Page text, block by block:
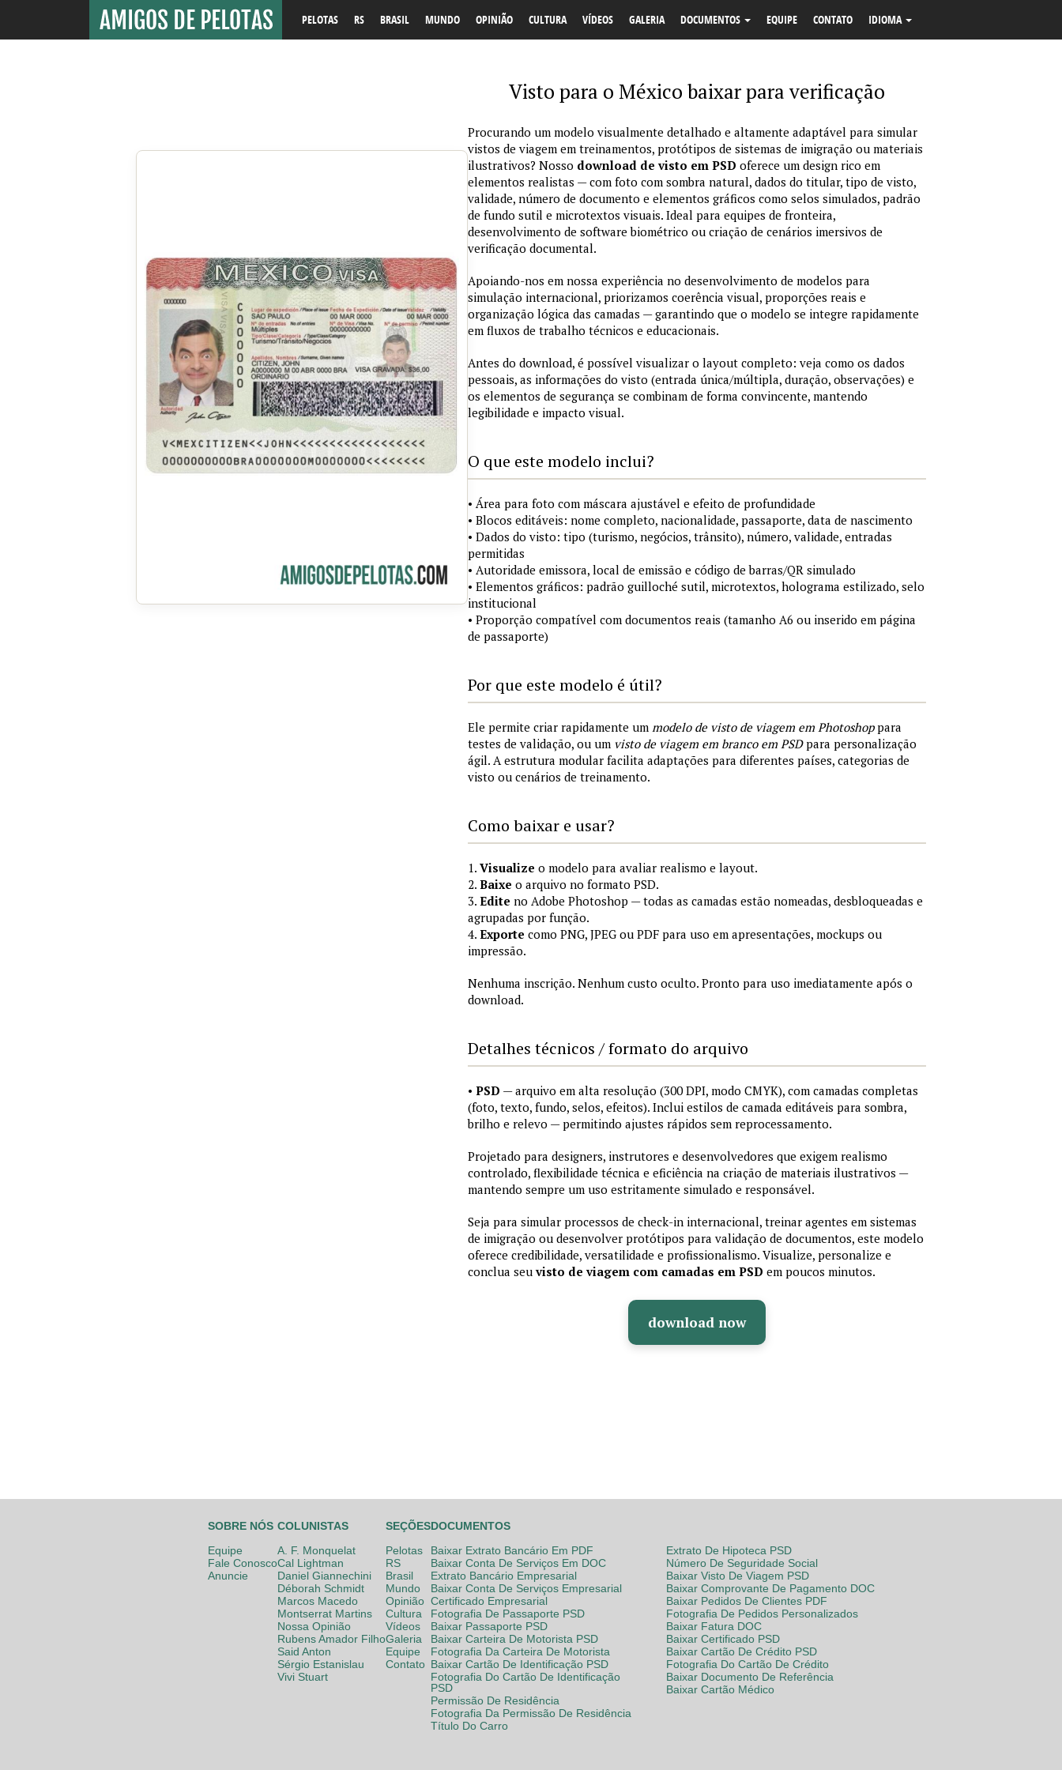
PELOTAS RS BRASIL MUNDO OPINIÃO CULTURA VÍDEOS GALERIA DOCUMENTOS EQUIPE CONTATO IDIOMA
Visto para o México baixar para verificação
Procurando um modelo visualmente detalhado e altamente adaptável para simular
vistos de viagem em treinamentos, protótipos de sistemas de imigração ou materiais
ilustrativos? Nosso download de visto em PSD oferece um design rico em
elementos realistas — com foto com sombra natural, dados do titular, tipo de visto,
validade, número de documento e elementos gráficos como selos simulados, padrão
de fundo sutil e microtextos visuais. Ideal para equipes de fronteira,
desenvolvimento de software biométrico ou criação de cenários imersivos de
verificação documental.
Apoiando-nos em nossa experiência no desenvolvimento de modelos para
simulação internacional, priorizamos coerência visual, proporções reais e
organização lógica das camadas — garantindo que o modelo se integre rapidamente
em fluxos de trabalho técnicos e educacionais.
Antes do download, é possível visualizar o layout completo: veja como os dados
pessoais, as informações do visto (entrada única/múltipla, duração, observações) e
os elementos de segurança se combinam de forma convincente, mantendo
legibilidade e impacto visual.
O que este modelo inclui?
• Área para foto com máscara ajustável e efeito de profundidade
• Blocos editáveis: nome completo, nacionalidade, passaporte, data de nascimento
• Dados do visto: tipo (turismo, negócios, trânsito), número, validade, entradas
permitidas
• Autoridade emissora, local de emissão e código de barras/QR simulado
• Elementos gráficos: padrão guilloché sutil, microtextos, holograma estilizado, selo
institucional
• Proporção compatível com documentos reais (tamanho A6 ou inserido em página
de passaporte)
Por que este modelo é útil?
Ele permite criar rapidamente um modelo de visto de viagem em Photoshoppara
testes de validação, ou um visto de viagem em branco em PSDpara personalização
ágil. A estrutura modular facilita adaptações para diferentes países, categorias de
visto ou cenários de treinamento.
Como baixar e usar?
1. Visualize o modelo para avaliar realismo e layout.
2. Baixe o arquivo no formato PSD.
3. Edite no Adobe Photoshop — todas as camadas estão nomeadas, desbloqueadas e
agrupadas por função.
4. Exporte como PNG, JPEG ou PDF para uso em apresentações, mockups ou
impressão.
Nenhuma inscrição. Nenhum custo oculto. Pronto para uso imediatamente após o
download.
Detalhes técnicos / formato do arquivo
• PSD — arquivo em alta resolução (300 DPI, modo CMYK), com camadas completas
(foto, texto, fundo, selos, efeitos). Inclui estilos de camada editáveis para sombra,
brilho e relevo — permitindo ajustes rápidos sem reprocessamento.
Projetado para designers, instrutores e desenvolvedores que exigem realismo
controlado, flexibilidade técnica e eficiência na criação de materiais ilustrativos —
mantendo sempre um uso estritamente simulado e responsável.
Seja para simular processos de check-in internacional, treinar agentes em sistemas
de imigração ou desenvolver protótipos para validação de documentos, este modelo
oferece credibilidade, versatilidade e profissionalismo. Visualize, personalize e
conclua seuvisto de viagem com camadas em PSD em poucos minutos.
download now
SOBRE NÓS
Equipe
Fale Conosco
Anuncie
COLUNISTAS
A. F. Monquelat
Cal Lightman
Daniel Giannechini
Déborah Schmidt
Marcos Macedo
Montserrat Martins
Nossa Opinião
Rubens Amador Filho
Said Anton
Sérgio Estanislau
Vivi Stuart
SEÇÕES
Pelotas
RS
Brasil
Mundo
Opinião
Cultura
Vídeos
Galeria
Equipe
Contato
DOCUMENTOS
Baixar Extrato Bancário Em PDF
Baixar Conta De Serviços Em DOC
Extrato Bancário Empresarial
Baixar Conta De Serviços Empresarial
Certificado Empresarial
Fotografia De Passaporte PSD
Baixar Passaporte PSD
Baixar Carteira De Motorista PSD
Fotografia Da Carteira De Motorista
Baixar Cartão De Identificação PSD
Fotografia Do Cartão De Identificação
PSD
Permissão De Residência
Fotografia Da Permissão De Residência
Título Do Carro
Extrato De Hipoteca PSD
Número De Seguridade Social
Baixar Visto De Viagem PSD
Baixar Comprovante De Pagamento DOC
Baixar Pedidos De Clientes PDF
Fotografia De Pedidos Personalizados
Baixar Fatura DOC
Baixar Certificado PSD
Baixar Cartão De Crédito PSD
Fotografia Do Cartão De Crédito
Baixar Documento De Referência
Baixar Cartão Médico